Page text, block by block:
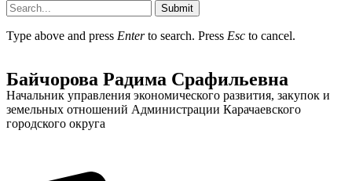
Submit
Type above and press Enterto search. Press Esc to cancel.
Байчорова Радима Срафильевна
Начальник управления экономического развития, закупок и
земельных отношений Администрации Карачаевского
городского округа